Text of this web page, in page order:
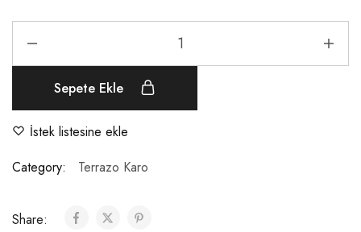
Sepete Ekle
İstek listesine ekle
Category:
Terrazo Karo
Share: